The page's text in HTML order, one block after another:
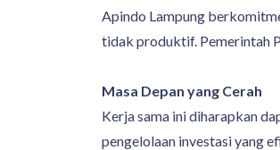
Apindo Lampung
tidak produktif. Pemerintah
Masa Depan yang Cerah
Kerja sama ini diharapkan
pengelolaan investasi yang